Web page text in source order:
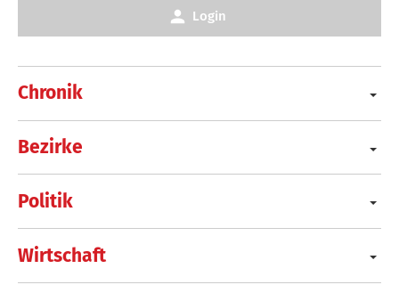
Chronik
Bezirke
Politik
Wirtschaft
Login